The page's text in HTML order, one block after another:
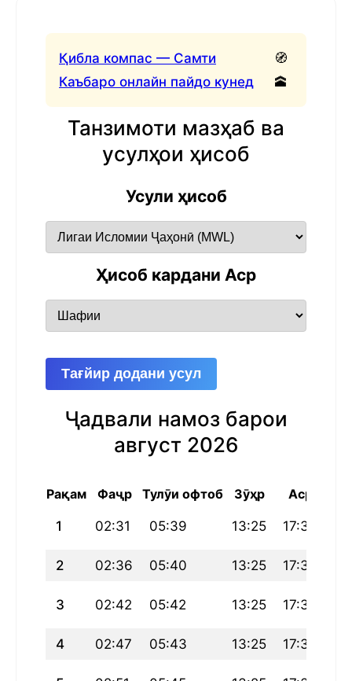
Қибла компас — Самти
Каъбаро онлайн пайдо кунед
🧭
🕋
Танзимоти мазҳаб ва
усулҳои ҳисоб
Усули ҳисоб
Ҳисоб кардани Аср
Тағйир додани усул
Ҷадвали намоз барои
август 2026
Рақам Фаҷр Тулӯи офтоб Зӯҳр Аср
1 02:31 05:39 13:25 17:36
2 02:36 05:40 13:25 17:36
3 02:42 05:42 13:25 17:35
4 02:47 05:43 13:25 17:34